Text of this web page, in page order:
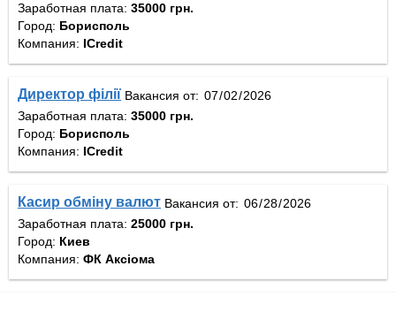
Заработная плата: 35000 грн.
Город: Борисполь
Компания: ICredit
Директор філії Вакансия от:
Заработная плата: 35000 грн.
Город: Борисполь
Компания: ICredit
Касир обміну валют Вакансия от:
Заработная плата: 25000 грн.
Город: Киев
Компания: ФК Аксіома